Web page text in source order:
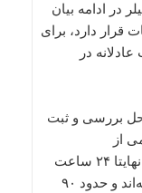
در ادامه بیان
قرار دارد، برای
در
بررسی و ثبت
از
اپلیکیشن‌های ثبت شده در این فروشگاه، نهایتا ۲۴ ساعت
پس از ثبت شدن، مورد بازبینی قرار گرفته‌اند و حدود ۹۰